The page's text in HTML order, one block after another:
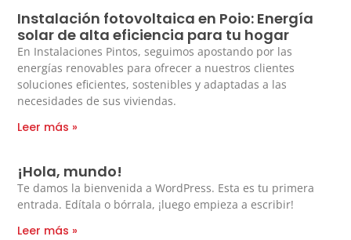
Instalación fotovoltaica en Poio: Energía
solar de alta eficiencia para tu hogar
En Instalaciones Pintos, seguimos apostando por las
energías renovables para ofrecer a nuestros clientes
soluciones eficientes, sostenibles y adaptadas a las
necesidades de sus viviendas.
Leer más »
¡Hola, mundo!
Te damos la bienvenida a WordPress. Esta es tu primera
entrada. Edítala o bórrala, ¡luego empieza a escribir!
Leer más »